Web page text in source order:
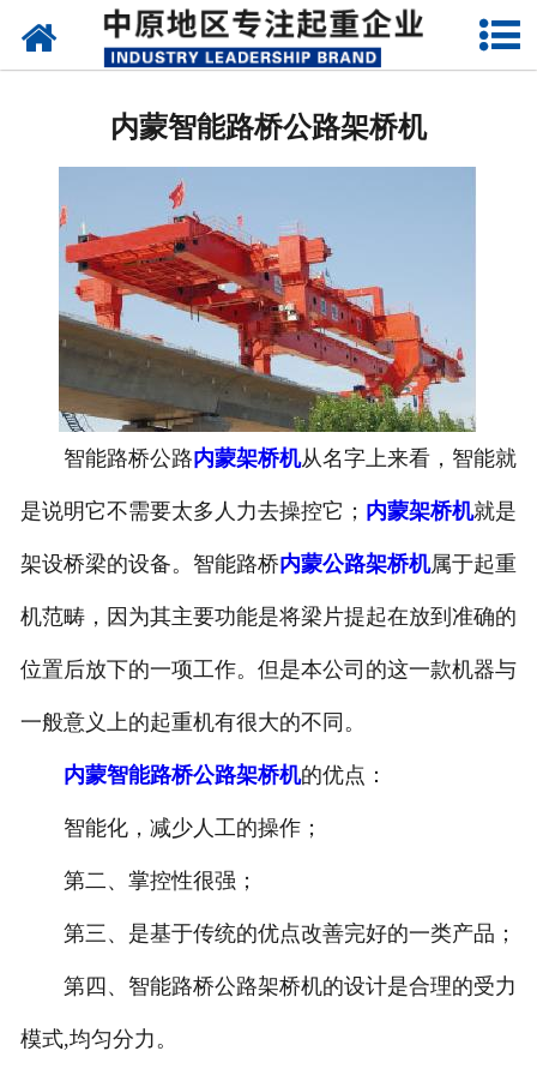
网站首页
内蒙造船门机
内蒙提梁机
内蒙运梁设备
内蒙门式起重机
内蒙启闭器
内蒙电动葫芦
内蒙路桥起重配件
内蒙智能路桥公路架桥机
智能路桥公路内蒙架桥机从名字上来看，智能就
是说明它不需要太多人力去操控它； 内蒙架桥机就是
架设桥梁的设备。智能路桥内蒙公路架桥机属于起重
机范畴，因为其主要功能是将梁片提起在放到准确的
位置后放下的一项工作。但是本公司的这一款机器与
一般意义上的起重机有很大的不同。
内蒙智能路桥公路架桥机的优点：
智能化，减少人工的操作；
第二、掌控性很强；
第三、是基于传统的优点改善完好的一类产品；
第四、智能路桥公路架桥机的设计是合理的受力
模式,均匀分力。